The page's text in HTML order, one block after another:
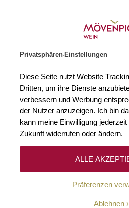
Privatsphären-Einstellungen
Diese Seite nutzt Website
Dritten, um ihre Dienste
verbessern und Werbung
der Nutzer anzuzeigen. Ich bin
kann meine Einwilligung
Zukunft widerrufen oder ändern.
Präferenzen
Ablehnen
ALLE
Zum Ende